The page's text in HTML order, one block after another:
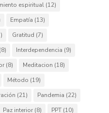
espiritual(12)
Empatía (13)
Gratitud (7)
(8) Interdependencia (9)
(8) Meditacion (18)
Método (19)
(21) Pandemia (22)
Paz interior(8) PPT(10)